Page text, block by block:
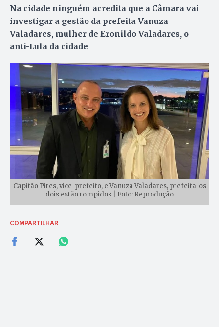
Na cidade ninguém acredita que a Câmara vai
investigar a gestão da prefeita Vanuza
Valadares, mulher de Eronildo Valadares, o
anti-Lula da cidade
Capitão Pires, vice-prefeito, e Vanuza Valadares, prefeita: os
dois estão rompidos | Foto: Reprodução
COMPARTILHAR